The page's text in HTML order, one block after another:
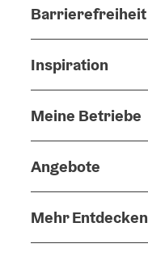
Barrierefreiheit
Inspiration
Meine Betriebe
Angebote
Mehr Entdecken